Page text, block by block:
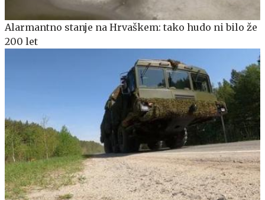
Alarmantno stanje na Hrvaškem: tako hudo ni bilo že
200 let